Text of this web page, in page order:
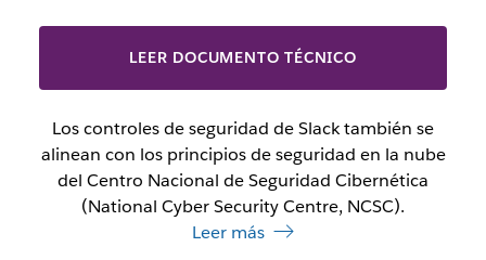
LEER DOCUMENTO TÉCNICO
Los controles de seguridad de Slack también se
alinean con los principios de seguridad en la nube
del Centro Nacional de Seguridad Cibernética
(National Cyber Security Centre, NCSC).
Leer más